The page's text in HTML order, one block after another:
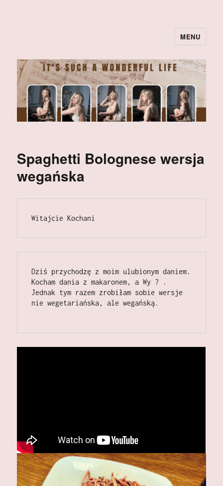
MENU
Spaghetti Bolognese wersja
wegańska
Witajcie Kochani
Dziś przychodzę z moim ulubionym daniem.
Kocham dania z makaronem, a Wy ? .
Jednak tym razem zrobiłam sobie wersje
nie wegetariańska, ale wegańską.